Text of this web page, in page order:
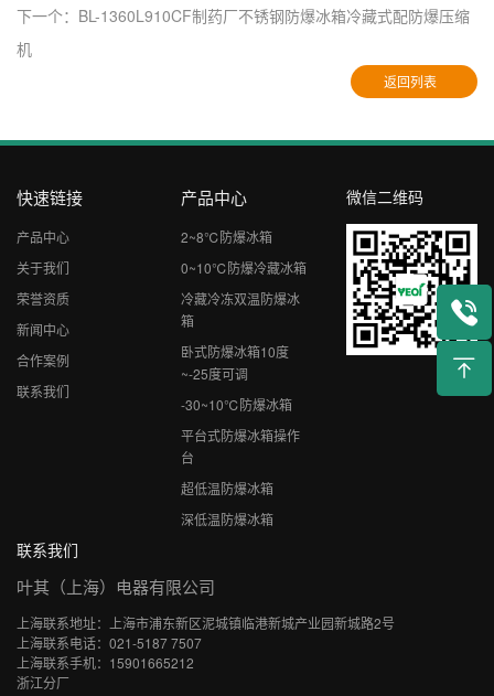
下一个：BL-1360L910CF制药厂不锈钢防爆冰箱冷藏式配防爆压缩
机
返回列表
快速链接
产品中心
关于我们
荣誉资质
新闻中心
合作案例
联系我们
产品中心
2~8℃防爆冰箱
0~10℃防爆冷藏冰箱
冷藏冷冻双温防爆冰
箱
卧式防爆冰箱10度
~-25度可调
-30~10℃防爆冰箱
平台式防爆冰箱操作
台
超低温防爆冰箱
深低温防爆冰箱
微信二维码
联系我们
叶其（上海）电器有限公司
上海联系地址：上海市浦东新区泥城镇临港新城产业园新城路2号
上海联系电话：021-5187 7507
上海联系手机：15901665212
浙江分厂